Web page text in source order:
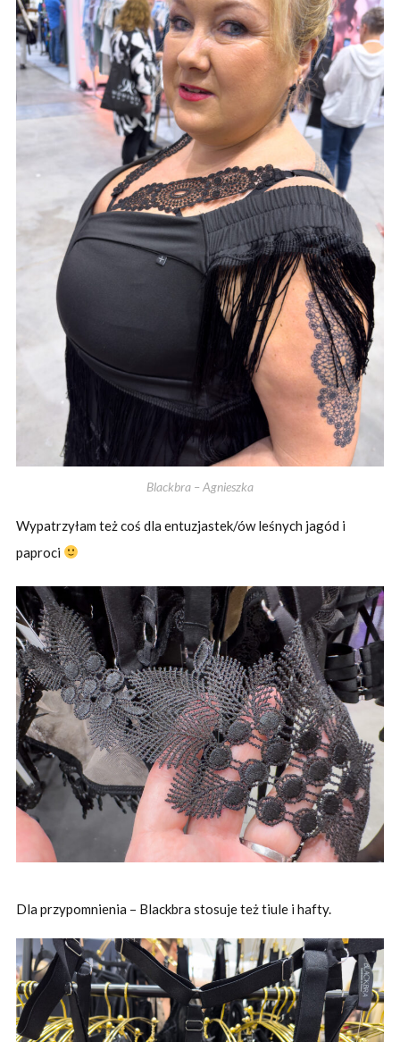
Blackbra – Agnieszka
Wypatrzyłam też coś dla entuzjastek/ów leśnych jagód i
paproci
Dla przypomnienia – Blackbra stosuje też tiule i hafty.